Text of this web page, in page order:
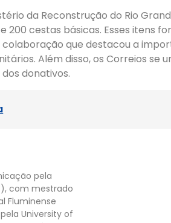
da Reconstrução do Rio
200 cestas básicas. Esses itens
que destacou a
Além disso, os Correios se
donativos.
pela
com mestrado
Fluminense
University of